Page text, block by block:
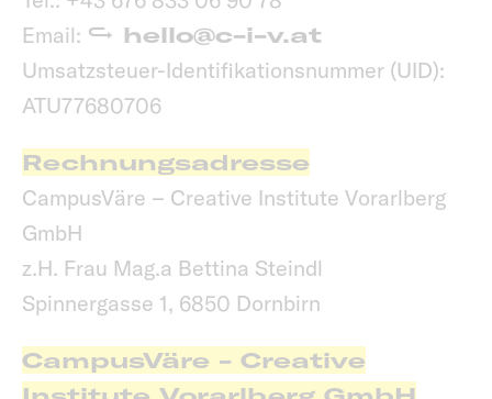
Email:
hello@c-i-v.at
Umsatzsteuer-Identifikationsnummer (UID):
ATU77680706
Rechnungsadresse
CampusVäre – Creative Institute Vorarlberg
GmbH
z.H. Frau Mag.a Bettina Steindl
Spinnergasse 1, 6850 Dornbirn
CampusVäre - Creative